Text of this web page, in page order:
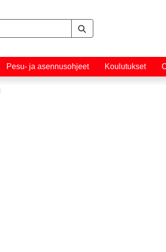
Pesu- ja asennusohjeet Koulutukset